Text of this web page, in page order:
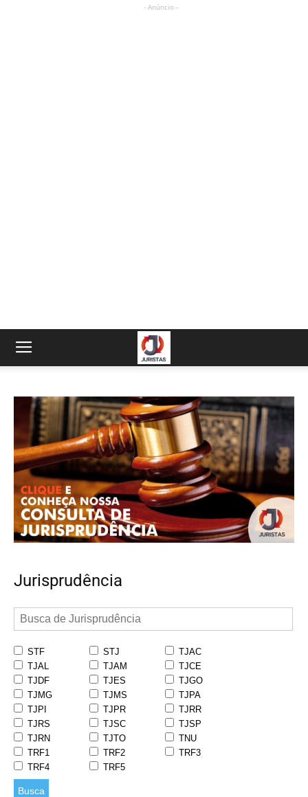
- Anúncio -
Jurisprudência
STF STJ
TJAC
TJAL
TJAM
TJCE
TJDF
TJES
TJGO
TJMG
TJMS
TJPA
TJPI
TJPR
TJRR
TJRS
TJSC
TJSP
TJRN
TJTO
TNU
TRF1
TRF2
TRF3
TRF4
TRF5
Busca